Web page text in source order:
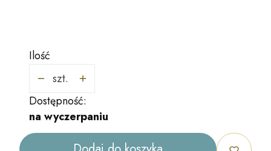
Ilość
szt.
Dostępność:
na wyczerpaniu